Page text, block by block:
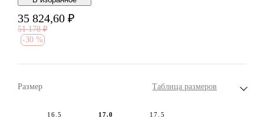
35 824,60 ₽
51 178 ₽
-30 %
Размер Таблица размеров
16.5 17.0 17.5